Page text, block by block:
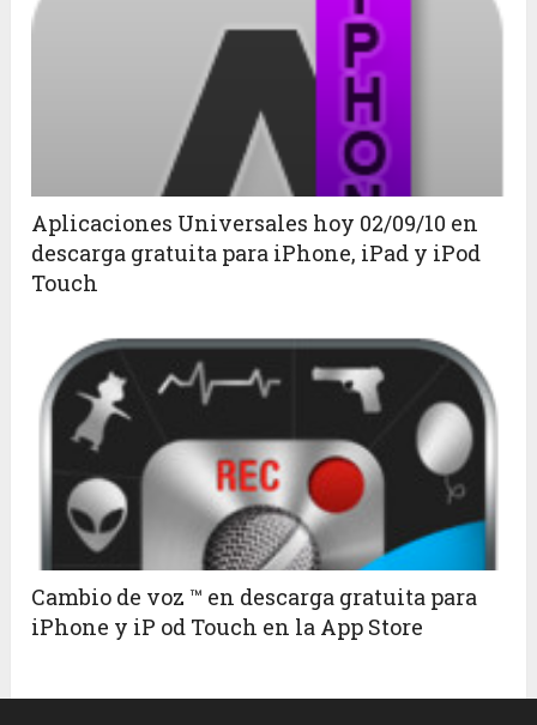
Aplicaciones Universales hoy 02/09/10 en
descarga gratuita para iPhone, iPad y iPod
Touch
Cambio de voz ™ en descarga gratuita para
iPhone y iP od Touch en la App Store